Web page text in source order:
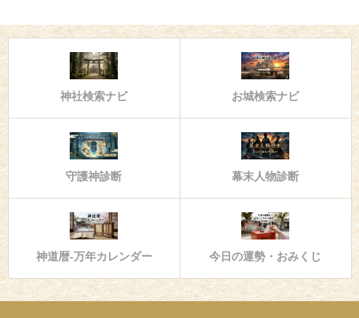
神社検索ナビ お城検索ナビ
守護神診断 幕末人物診断
神道暦-万年カレンダー 今日の運勢・おみくじ